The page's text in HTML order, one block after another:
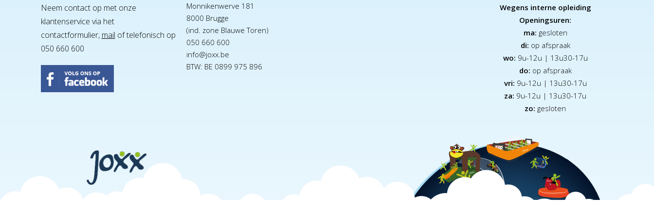
Neem contact op met onze
klantenservice via het
contactformulier, mail of telefonisch op
050 660 600
Monnikenwerve 181
8000 Brugge
(ind. zone Blauwe Toren)
050 660 600
info@joxx.be
BTW: BE 0899 975 896
Wegens interne opleiding
Openingsuren:
ma: gesloten
di: op afspraak
wo: 9u-12u | 13u30-17u
do: op afspraak
vri: 9u-12u | 13u30-17u
za: 9u-12u | 13u30-17u
zo: gesloten